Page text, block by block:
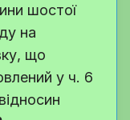
шостої
на
що
у ч. 6